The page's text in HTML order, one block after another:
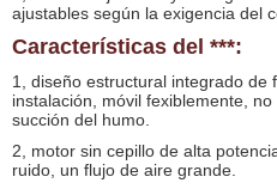
ajustables según la exigencia del
Características del ***:
1, diseño estructural integrado de
instalación, móvil fexiblemente,
succión del humo.
2, motor sin cepillo de alta
ruido, un flujo de aire grande.